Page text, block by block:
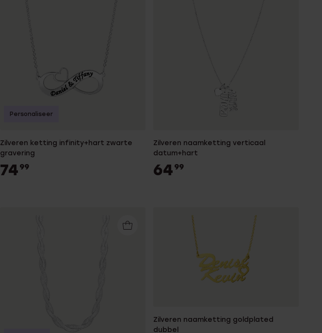
Zilveren ketting infinity+hart zwarte
gravering
74 99
Personaliseer
Zilveren naamketting verticaal
datum+hart
64 99
Zilveren naamketting goldplated
dubbel